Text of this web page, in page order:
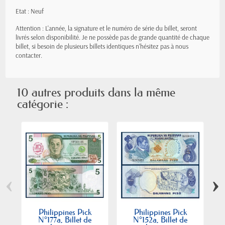
Etat : Neuf
Attention : L'année, la signature et le numéro de série du billet, seront
livrés selon disponibilité. Je ne possède pas de grande quantité de chaque
billet, si besoin de plusieurs billets identiques n'hésitez pas à nous
contacter.
10 autres produits dans la même
catégorie :
Philippines Pick
N°177a, Billet de
Philippines Pick
N°152a, Billet de
‹ ›